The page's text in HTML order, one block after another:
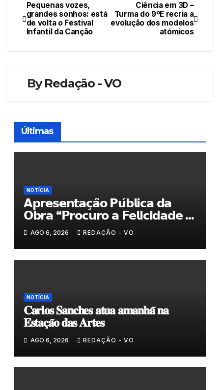
Navegação
de
Ciência em 3D –
Turma do 9ºE recria a
evolução dos modelos
atómicos
Pequenas vozes,
grandes sonhos: está
de volta o Festival
Infantil da Canção
ByRedação - VO
Últimas
NOTÍCIA
𝗔𝗽𝗿𝗲𝘀𝗲𝗻𝘁𝗮𝗰̧𝗮̃𝗼 𝗣𝘂́𝗯𝗹𝗶𝗰𝗮 𝗱𝗮
𝗢𝗯𝗿𝗮 “𝗣𝗿𝗼𝗰𝘂𝗿𝗼 𝗮 𝗙𝗲𝗹𝗶𝗰𝗶𝗱𝗮𝗱𝗲 𝗲
𝗲𝗹𝗮 𝗺𝗼𝗿𝗮 𝗰𝗼𝗺𝗶𝗴𝗼”
AGO 6, 2026 REDAÇÃO - VO
NOTÍCIA
𝐂𝐚𝐫𝐥𝐨𝐬 𝐒𝐚𝐧𝐜𝐡𝐞𝐬 𝐚𝐭𝐮𝐚 𝐚𝐦𝐚𝐧𝐡𝐚̃ 𝐧𝐚
𝐄𝐬𝐭𝐚𝐜̧𝐚̃𝐨 𝐝𝐚𝐬 𝐀𝐫𝐭𝐞𝐬
AGO 6, 2026 REDAÇÃO - VO